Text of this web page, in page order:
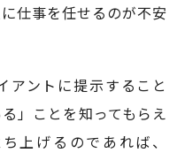
仕事を任せるのが不安
アントに提示すること
」ことを知ってもらえ
上げるのであれば、